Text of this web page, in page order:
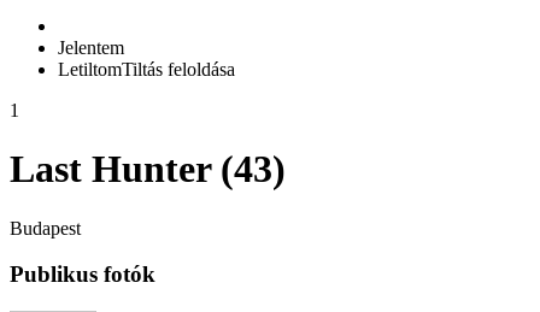
Jelentem
LetiltomTiltás feloldása
1
Last Hunter (43)
Budapest
Publikus fotók